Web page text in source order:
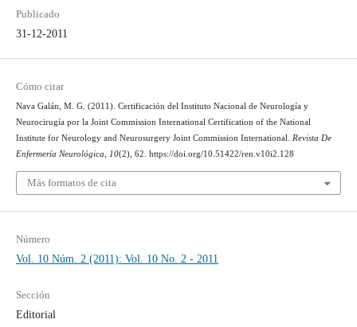
Publicado
31-12-2011
Cómo citar
Nava Galán, M. G. (2011). Certificación del Instituto Nacional de Neurología y
Neurocirugía por la Joint Commission International Certification of the National
Institute for Neurology and Neurosurgery Joint Commission International. Revista De
Enfermería Neurológica
10(2), 62. https://doi.org/10.51422/ren.v10i2.128
Más formatos de cita
Número
Vol. 10 Núm. 2 (2011): Vol. 10 No. 2 - 2011
Sección
Editorial